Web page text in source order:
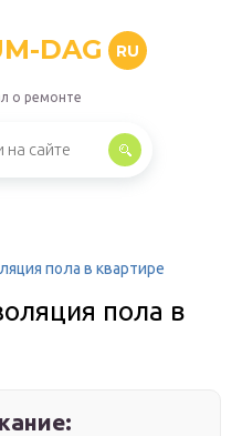
DAG RU
о ремонте
пола в квартире
пола в